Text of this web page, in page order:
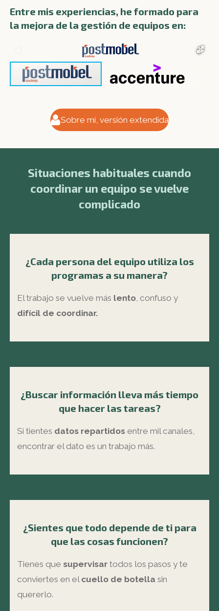
Entre mis experiencias, he formado para
la mejora de la gestión de equipos en:
Sobre mí, versión extendida
Situaciones habituales cuando
coordinar un equipo se vuelve
complicado
¿Cada persona del equipo utiliza los
programas a su manera?
El trabajo se vuelve más lento , confuso y
difícil de coordinar.
¿Buscar información lleva más tiempo
que hacer las tareas?
Si tientes datos repartidos entre mil canales,
encontrar el dato es un trabajo más.
¿Sientes que todo depende de ti para
que las cosas funcionen?
Tienes que supervisar todos los pasos y te
conviertes en el cuello de botella sin
quererlo.